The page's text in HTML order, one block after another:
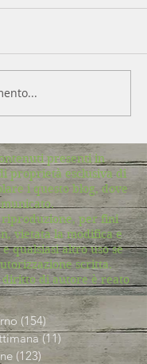
presenti in
proprietà esclusiva di
i questo blog, dove
riproduzione, per fini
vietata la modifica e
qualsiasi altro uso se
scritta.
diritto di autore è reato
(154) 154 post
(11) 11 post
(123) 123 post